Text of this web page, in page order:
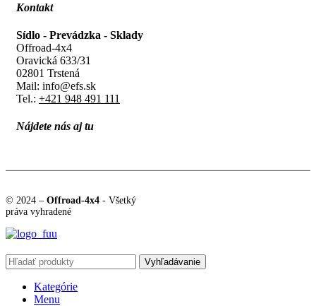
Kontakt
Sídlo - Prevádzka - Sklady
Offroad-4x4
Oravická 633/31
02801 Trstená
Mail: info@efs.sk
Tel.: +421 948 491 111
Nájdete nás aj tu
© 2024 – Offroad-4x4 - Všetký
práva vyhradené
Vyhľadávanie
Kategórie
Menu